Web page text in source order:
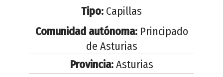
Tipo: Capillas
Comunidad autónoma:Principado
de Asturias
Provincia:Asturias